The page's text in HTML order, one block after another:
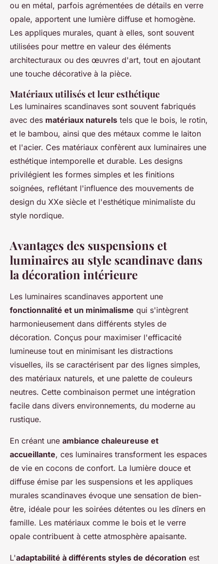
ou en métal, parfois agrémentées de détails en verre
opale, apportent une lumière diffuse et homogène.
Les appliques murales, quant à elles, sont souvent
utilisées pour mettre en valeur des éléments
architecturaux ou des œuvres d'art, tout en ajoutant
une touche décorative à la pièce.
Matériaux utilisés et leur esthétique
Les luminaires scandinaves sont souvent fabriqués
avec des matériaux naturels tels que le bois, le rotin,
et le bambou, ainsi que des métaux comme le laiton
et l'acier. Ces matériaux confèrent aux luminaires une
esthétique intemporelle et durable. Les designs
privilégient les formes simples et les finitions
soignées, reflétant l'influence des mouvements de
design du XXe siècle et l'esthétique minimaliste du
style nordique.
Avantages des suspensions et
luminaires au style scandinave dans
la décoration intérieure
Les luminaires scandinaves apportent une
fonctionnalité et un minimalisme qui s'intègrent
harmonieusement dans différents styles de
décoration. Conçus pour maximiser l'efficacité
lumineuse tout en minimisant les distractions
visuelles, ils se caractérisent par des lignes simples,
des matériaux naturels, et une palette de couleurs
neutres. Cette combinaison permet une intégration
facile dans divers environnements, du moderne au
rustique.
En créant une ambiance chaleureuse et
accueillante, ces luminaires transforment les espaces
de vie en cocons de confort. La lumière douce et
diffuse émise par les suspensions et les appliques
murales scandinaves évoque une sensation de bien-
être, idéale pour les soirées détentes ou les dîners en
famille. Les matériaux comme le bois et le verre
opale contribuent à cette atmosphère apaisante.
L'adaptabilité à différents styles de décoration est